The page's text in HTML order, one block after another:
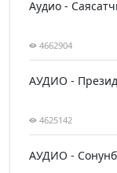
Аудио -
4662904
АУДИО -
4625142
АУДИО -